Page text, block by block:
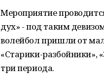
Мероприятие
дух» - под таким
волейбол пришли от
«Старики-
три периода.